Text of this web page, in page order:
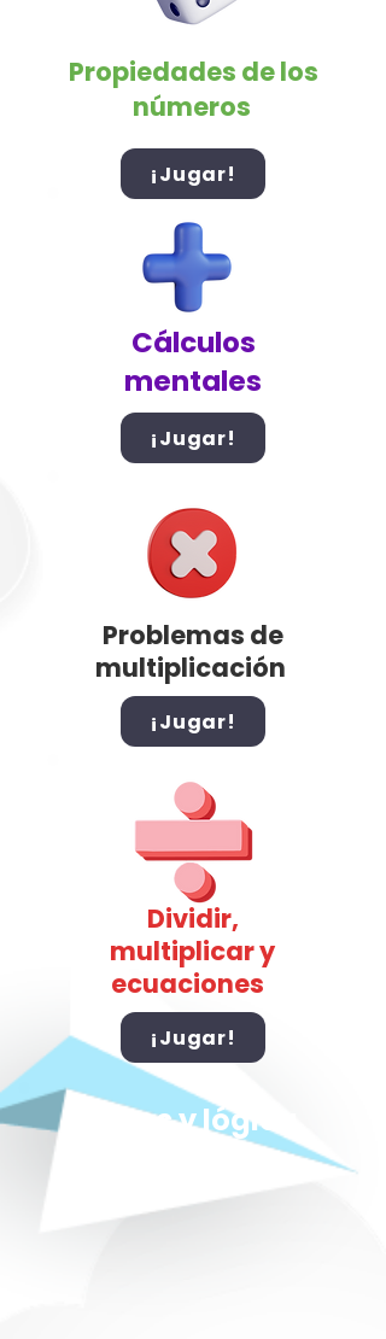
Propiedades de los
números
¡Jugar!
Cálculos
mentales
¡Jugar!
Problemas de
multiplicación
¡Jugar!
Dividir,
multiplicar y
ecuaciones
¡Jugar!
Retos y lógica
matemática